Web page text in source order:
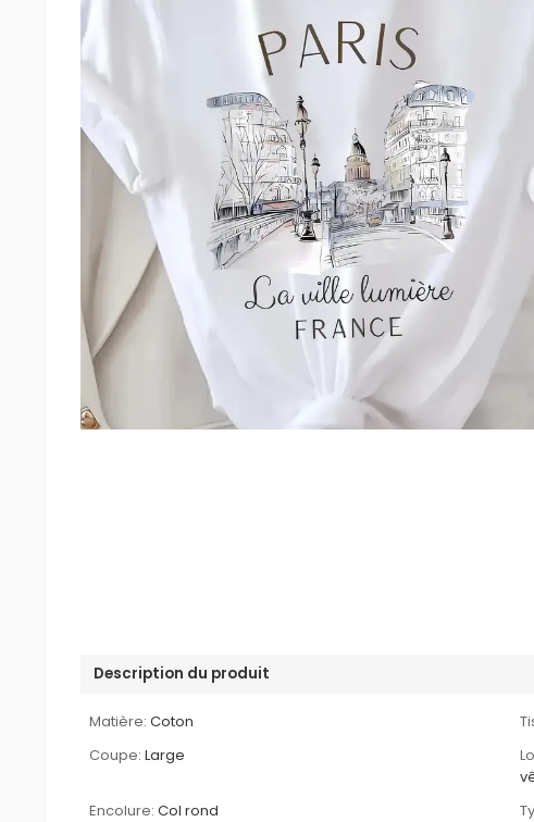
Description du produit
Matière: Coton
Coupe: Large
Encolure: Col rond